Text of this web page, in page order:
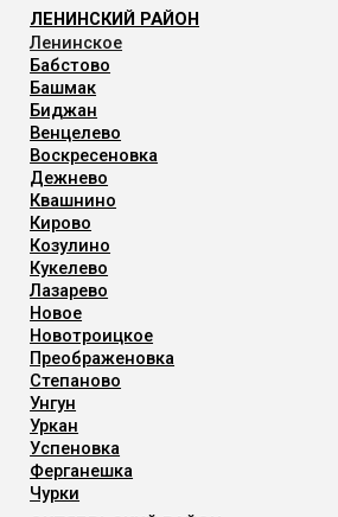
ЛЕНИНСКИЙ РАЙОН
Ленинское
Бабстово
Башмак
Биджан
Венцелево
Воскресеновка
Дежнево
Квашнино
Кирово
Козулино
Кукелево
Лазарево
Новое
Новотроицкое
Преображеновка
Степаново
Унгун
Уркан
Успеновка
Ферганешка
Чурки